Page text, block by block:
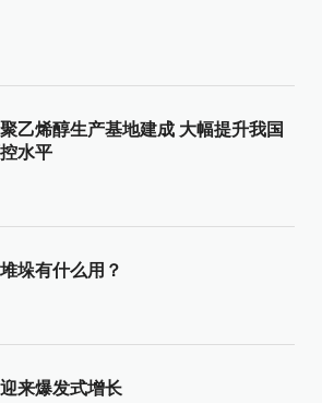
乙烯醇生产基地建成 大幅提升我国
水平
垛有什么用？
来爆发式增长